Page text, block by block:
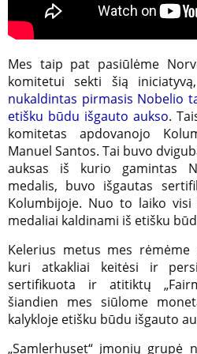
Mes taip pat pasiūlėme
komitetui sekti šią
nukaldintas pirmasis Nobelio
etišku būdu išgauto aukso.
komitetas apdovanojo
Manuel Santos. Tai buvo
auksas iš kurio gamintas
medalis, buvo išgautas
Kolumbijoje. Nuo to laiko
medaliai kaldinami iš etišku
Kelerius metus mes rėmėme
kuri atkakliai keitėsi ir
sertifikuota ir atitiktų
šiandien mes siūlome
kalykloje etišku būdu išgauto
„Samlerhuset“ įmonių grupė